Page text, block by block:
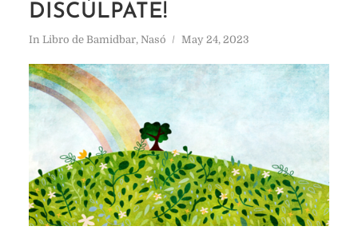
DISCÚLPATE!
In Libro de Bamidbar, Nasó May 24, 2023